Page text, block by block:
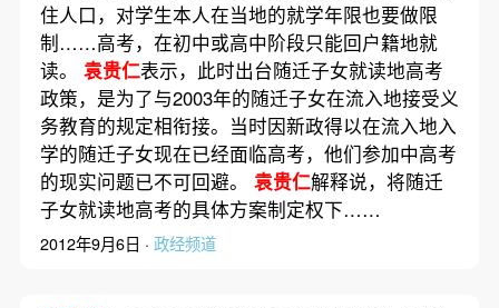
住人口，对学生本人在当地的就学年限也要做限
制……高考，在初中或高中阶段只能回户籍地就
读。 袁贵仁表示，此时出台随迁子女就读地高考
政策，是为了与2003年的随迁子女在流入地接受义
务教育的规定相衔接。当时因新政得以在流入地入
学的随迁子女现在已经面临高考，他们参加中高考
的现实问题已不可回避。 袁贵仁解释说，将随迁
子女就读地高考的具体方案制定权下……
2012年9月6日 · 政经频道